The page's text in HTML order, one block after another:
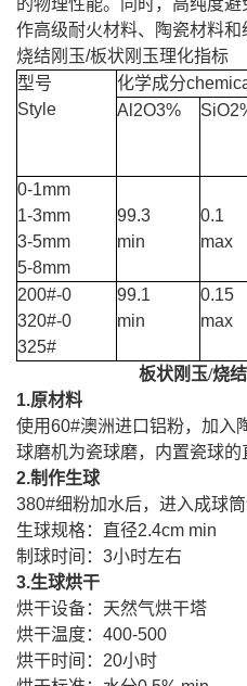
的物理性能。同时，高纯度
作高级耐火材料、陶瓷材料和
烧结刚玉/板状刚玉理化指标
型号
Style
化学成分
Al 2O3%
0-1mm
1-3mm
3-5mm
5-8mm
99.3
min
0.1
max
200#-0
320#-0
325#
99.1
min
0.15
max
板状刚玉/烧
1.原材料
使用60#澳洲进口铝粉，加入
球磨机为瓷球磨，内置瓷球的
2.制作生球
380#细粉加水后，进入成球
生球规格：直径2.4cm min
制球时间： 3小时左右
3.生球烘干
烘干设备：天然气烘干塔
烘干温度： 400-500
烘干时间： 20小时